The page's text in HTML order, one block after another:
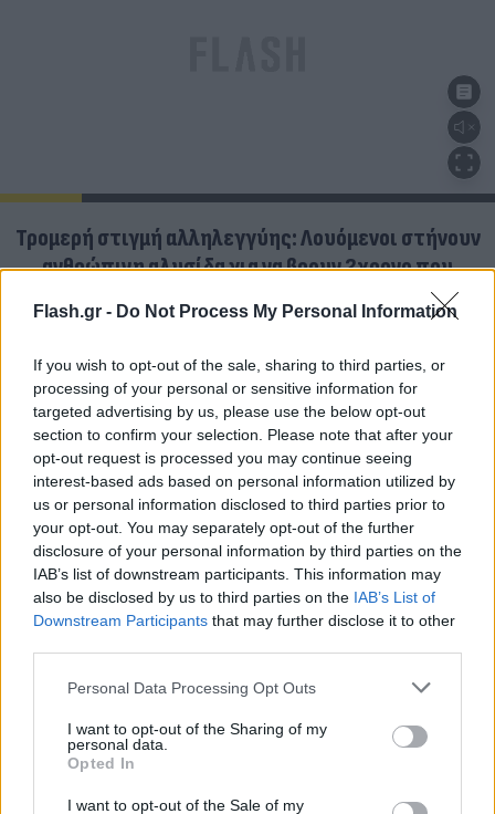
Flash.gr - Do Not Process My Personal Information
If you wish to opt-out of the sale, sharing to third parties, or
processing of your personal or sensitive information for
targeted advertising by us, please use the below opt-out
section to confirm your selection. Please note that after your
opt-out request is processed you may continue seeing
interest-based ads based on personal information utilized by
us or personal information disclosed to third parties prior to
your opt-out. You may separately opt-out of the further
disclosure of your personal information by third parties on the
IAB’s list of downstream participants. This information may
also be disclosed by us to third parties on the IAB’s List of
Downstream Participants that may further disclose it to other
Please note that this website/app uses one or more Google
not limited to your visit or usage behaviour. You may click to
grant or deny consent to Google and its third-party tags to
use your data for below specified purposes in below Google
consent section.
Personal Data Processing Opt Outs
I want to opt-out of the Sharing of my
personal data.
Opted In
I want to opt-out of the Sale of my
Τρομερή στιγμή αλληλεγγύης: Λουόμενοι στήνουν
ανθρώπινη αλυσίδα για να βρουν 2χρονο που